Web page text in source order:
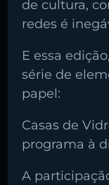
de cultura,
redes é
E essa
série de
papel:
Casas de
programa à
A